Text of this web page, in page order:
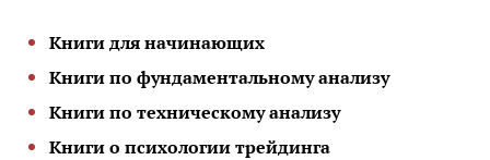
Книги для начинающих
Книги по фундаментальному анализу
Книги по техническому анализу
Книги о психологии трейдинга